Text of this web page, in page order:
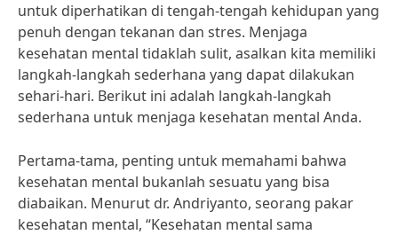
untuk diperhatikan di tengah-tengah kehidupan yang
penuh dengan tekanan dan stres. Menjaga
kesehatan mental tidaklah sulit, asalkan kita memiliki
langkah-langkah sederhana yang dapat dilakukan
sehari-hari. Berikut ini adalah langkah-langkah
sederhana untuk menjaga kesehatan mental Anda.
Pertama-tama, penting untuk memahami bahwa
kesehatan mental bukanlah sesuatu yang bisa
diabaikan. Menurut dr. Andriyanto, seorang pakar
kesehatan mental, “Kesehatan mental sama